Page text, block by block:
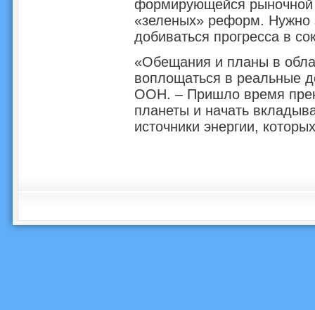
формирующейся рыночной
«зеленых» реформ. Нужно
добиваться прогресса в
«Обещания и планы в
воплощаться в реальные
ООН. – Пришло время
планеты и начать
источники энергии,